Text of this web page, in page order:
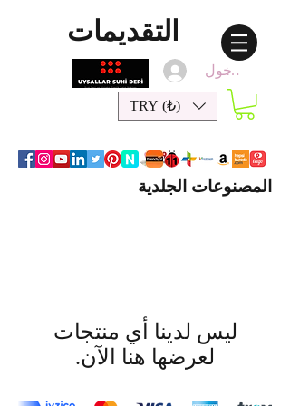
التقديمات
تسجيل الدخول
TRY (₺)
المصنوعات الجلدية
لعرضها هنا الآن.